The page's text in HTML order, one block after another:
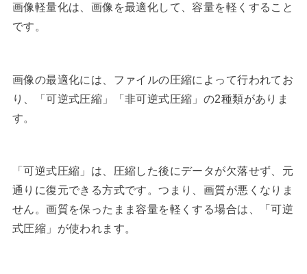
画像軽量化は、画像を最適化して、容量を軽くすること
です。
画像の最適化には、ファイルの圧縮によって行われてお
り、「可逆式圧縮」「非可逆式圧縮」の2種類がありま
す。
「可逆式圧縮」は、圧縮した後にデータが欠落せず、元
通りに復元できる方式です。つまり、画質が悪くなりま
せん。画質を保ったまま容量を軽くする場合は、「可逆
式圧縮」が使われます。